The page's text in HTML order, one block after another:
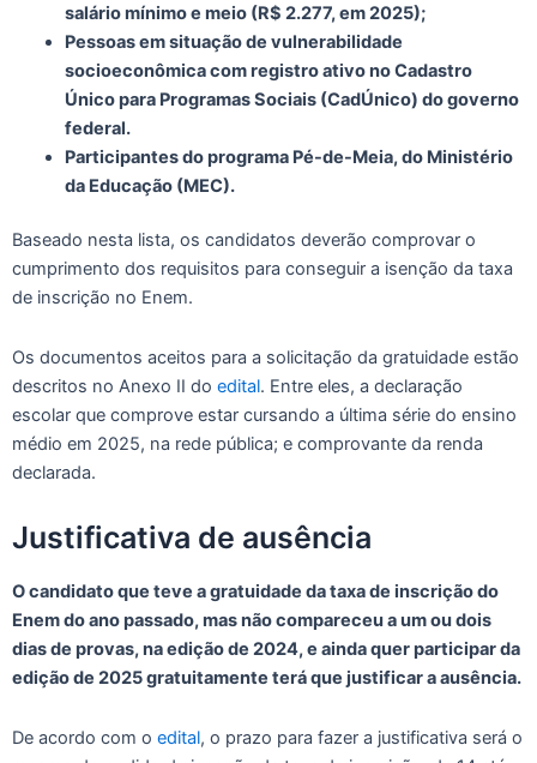
salário mínimo e meio (R$ 2.277, em 2025);
Pessoas em situação de vulnerabilidade
socioeconômica com registro ativo no Cadastro
Único para Programas Sociais (CadÚnico) do governo
federal.
Participantes do programa Pé-de-Meia, do Ministério
da Educação (MEC).
Baseado nesta lista, os candidatos deverão comprovar o
cumprimento dos requisitos para conseguir a isenção da taxa
de inscrição no Enem.
Os documentos aceitos para a solicitação da gratuidade estão
descritos no Anexo II do edital. Entre eles, a declaração
escolar que comprove estar cursando a última série do ensino
médio em 2025, na rede pública; e comprovante da renda
declarada.
Justificativa de ausência
O candidato que teve a gratuidade da taxa de inscrição do
Enem do ano passado, mas não compareceu a um ou dois
dias de provas, na edição de 2024, e ainda quer participar da
edição de 2025 gratuitamente terá que justificar a ausência.
De acordo com o edital, o prazo para fazer a justificativa será o